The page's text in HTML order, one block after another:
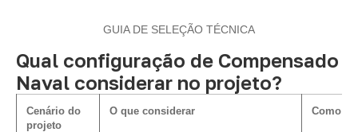
GUIA DE SELEÇÃO TÉCNICA
Qual configuração de Compensado
Naval considerar no projeto?
Cenário do
projeto
O que considerar Como